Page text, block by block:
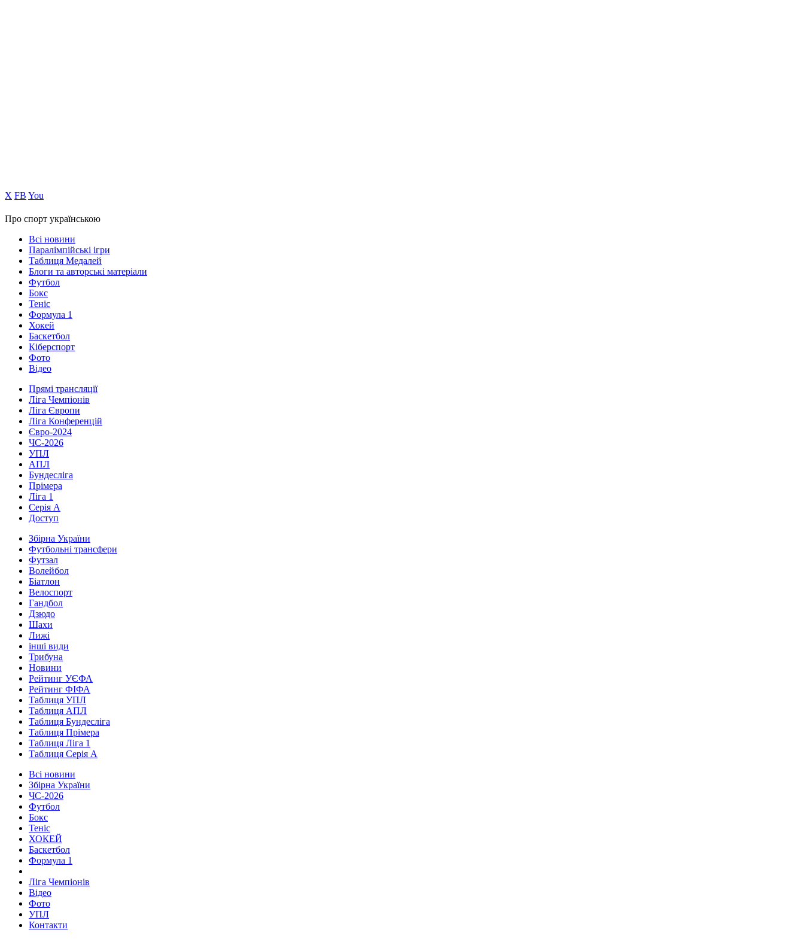
Х FB You
Про спорт українською
Всі новини
Паралімпійські ігри
Таблиця Медалей
Блоги та авторські матеріали
Футбол
Бокс
Теніс
Формула 1
Хокей
Баскетбол
Кіберспорт
Фото
Відео
Прямі трансляції
Ліга Чемпіонів
Ліга Європи
Ліга Конференцій
Євро-2024
ЧС-2026
УПЛ
АПЛ
Бундесліга
Прімера
Ліга 1
Серія А
Доступ
Збірна України
Футбольні трансфери
Футзал
Волейбол
Біатлон
Велоспорт
Гандбол
Дзюдо
Шахи
Лижі
інші види
Трибуна
Новини
Рейтинг УЄФА
Рейтинг ФІФА
Таблиця УПЛ
Таблиця АПЛ
Таблиця Бундесліга
Таблиця Прімера
Таблиця Ліга 1
Таблиця Серія А
Всі новини
Збірна України
ЧС-2026
Футбол
Бокс
Теніс
ХОКЕЙ
Баскетбол
Формула 1
Ліга Чемпіонів
Відео
Фото
УПЛ
Контакти